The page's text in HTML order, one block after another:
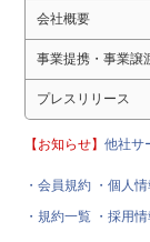
会社概要
事業提携・事業譲
プレスリリース
【お知らせ】他社サ
・会員規約 ・個人
・規約一覧 ・採用